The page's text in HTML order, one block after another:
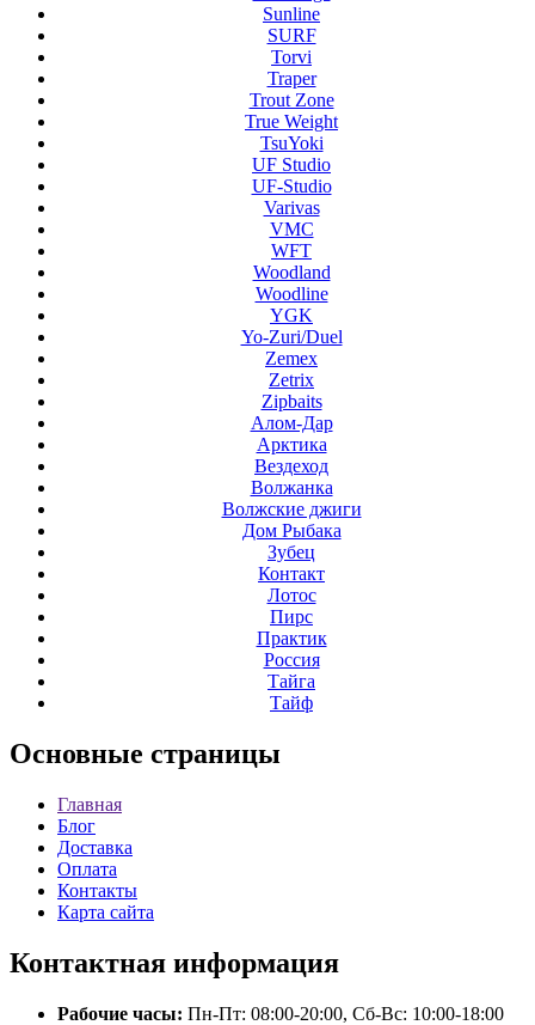
Sunline
SURF
Torvi
Traper
Trout Zone
True Weight
TsuYoki
UF Studio
UF-Studio
Varivas
VMC
WFT
Woodland
Woodline
YGK
Yo-Zuri/Duel
Zemex
Zetrix
Zipbaits
Алом-Дар
Арктика
Вездеход
Волжанка
Волжские джиги
Дом Рыбака
Зубец
Контакт
Лотос
Пирс
Практик
Россия
Тайга
Тайф
Основные страницы
Главная
Блог
Доставка
Оплата
Контакты
Карта сайта
Контактная информация
Рабочие часы: Пн-Пт: 08:00-20:00, Сб-Вс: 10:00-18:00